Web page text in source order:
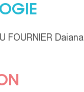
FOURNIER Daiana